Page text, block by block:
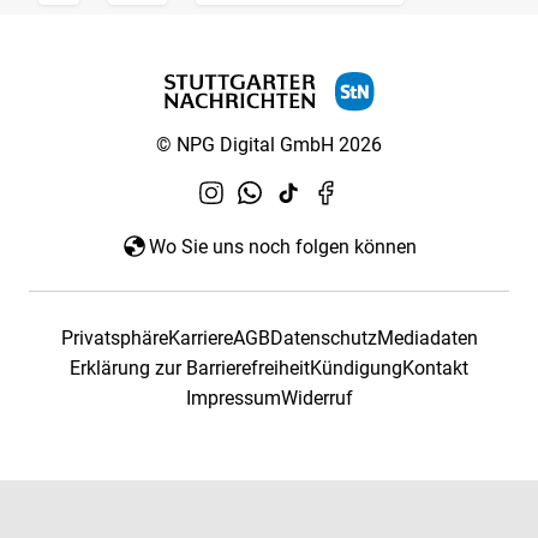
© NPG Digital GmbH 2026
Wo Sie uns noch folgen können
PrivatsphäreKarriereAGBDatenschutzMediadaten
Erklärung zur BarrierefreiheitKündigungKontakt
ImpressumWiderruf